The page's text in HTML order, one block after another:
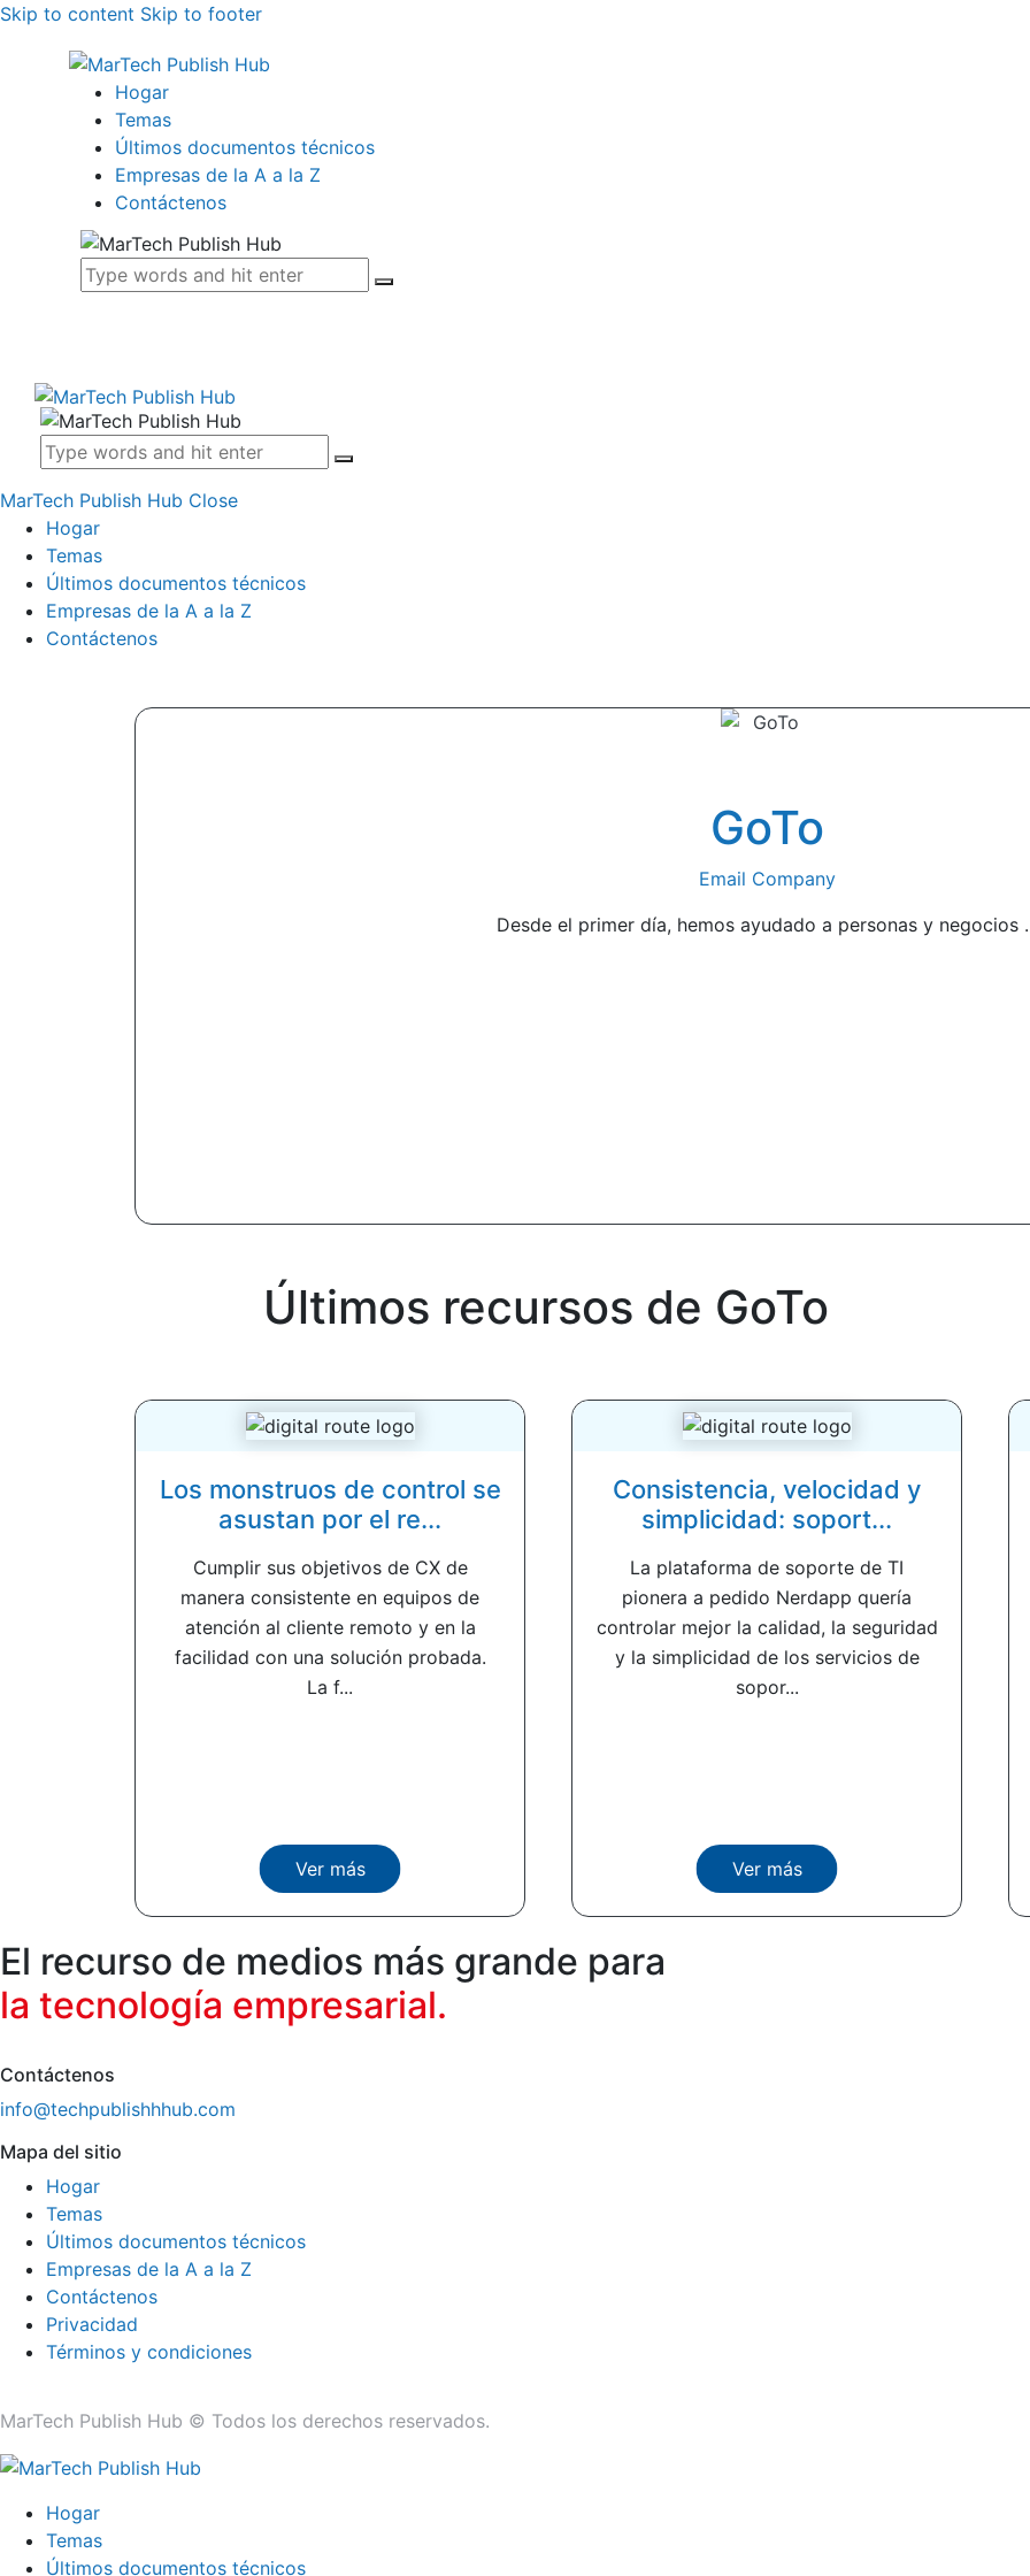
Skip to content Skip to footer
Hogar
Temas
Últimos documentos técnicos
Empresas de la A a la Z
Contáctenos
MarTech Publish Hub Close
Hogar
Temas
Últimos documentos técnicos
Empresas de la A a la Z
Contáctenos
GoTo
Email Company
Desde el primer día, hemos ayudado a personas y negocios
Últimos recursos de GoTo
Los monstruos de control se
asustan por el re...
Cumplir sus objetivos de CX de
manera consistente en equipos de
atención al cliente remoto y en la
facilidad con una solución probada.
La f...
Ver más
Consistencia, velocidad y
simplicidad: soport...
La plataforma de soporte de TI
pionera a pedido Nerdapp quería
controlar mejor la calidad, la seguridad
y la simplicidad de los servicios de
sopor...
Ver más
El recurso de medios más grande para
la tecnología empresarial.
Contáctenos
info@techpublishhhub.com
Mapa del sitio
Hogar
Temas
Últimos documentos técnicos
Empresas de la A a la Z
Contáctenos
Privacidad
Términos y condiciones
MarTech Publish Hub © Todos los derechos reservados.
Hogar
Temas
Últimos documentos técnicos